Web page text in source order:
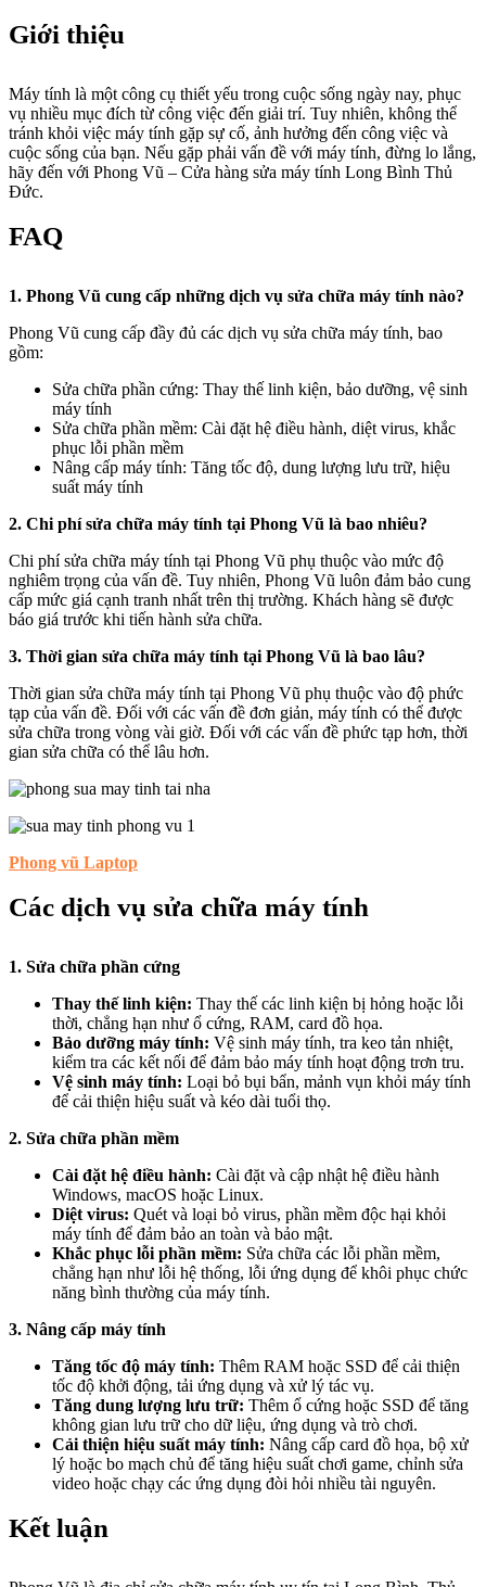
Giới thiệu
Máy tính là một công cụ thiết yếu trong cuộc sống ngày nay, phục
vụ nhiều mục đích từ công việc đến giải trí. Tuy nhiên, không thể
tránh khỏi việc máy tính gặp sự cố, ảnh hưởng đến công việc và
cuộc sống của bạn. Nếu gặp phải vấn đề với máy tính, đừng lo lắng,
hãy đến với Phong Vũ – Cửa hàng sửa máy tính Long Bình Thủ
Đức.
FAQ
1. Phong Vũ cung cấp những dịch vụ sửa chữa máy tính nào?
Phong Vũ cung cấp đầy đủ các dịch vụ sửa chữa máy tính, bao
gồm:
Sửa chữa phần cứng: Thay thế linh kiện, bảo dưỡng, vệ sinh
máy tính
Sửa chữa phần mềm: Cài đặt hệ điều hành, diệt virus, khắc
phục lỗi phần mềm
Nâng cấp máy tính: Tăng tốc độ, dung lượng lưu trữ, hiệu
suất máy tính
2. Chi phí sửa chữa máy tính tại Phong Vũ là bao nhiêu?
Chi phí sửa chữa máy tính tại Phong Vũ phụ thuộc vào mức độ
nghiêm trọng của vấn đề. Tuy nhiên, Phong Vũ luôn đảm bảo cung
cấp mức giá cạnh tranh nhất trên thị trường. Khách hàng sẽ được
báo giá trước khi tiến hành sửa chữa.
3. Thời gian sửa chữa máy tính tại Phong Vũ là bao lâu?
Thời gian sửa chữa máy tính tại Phong Vũ phụ thuộc vào độ phức
tạp của vấn đề. Đối với các vấn đề đơn giản, máy tính có thể được
sửa chữa trong vòng vài giờ. Đối với các vấn đề phức tạp hơn, thời
gian sửa chữa có thể lâu hơn.
Phong vũ Laptop
Các dịch vụ sửa chữa máy tính
1. Sửa chữa phần cứng
Thay thế linh kiện: Thay thế các linh kiện bị hỏng hoặc lỗi
thời, chẳng hạn như ổ cứng, RAM, card đồ họa.
Bảo dưỡng máy tính: Vệ sinh máy tính, tra keo tản nhiệt,
kiểm tra các kết nối để đảm bảo máy tính hoạt động trơn tru.
Vệ sinh máy tính: Loại bỏ bụi bẩn, mảnh vụn khỏi máy tính
để cải thiện hiệu suất và kéo dài tuổi thọ.
2. Sửa chữa phần mềm
Cài đặt hệ điều hành: Cài đặt và cập nhật hệ điều hành
Windows, macOS hoặc Linux.
Diệt virus: Quét và loại bỏ virus, phần mềm độc hại khỏi
máy tính để đảm bảo an toàn và bảo mật.
Khắc phục lỗi phần mềm: Sửa chữa các lỗi phần mềm,
chẳng hạn như lỗi hệ thống, lỗi ứng dụng để khôi phục chức
năng bình thường của máy tính.
3. Nâng cấp máy tính
Tăng tốc độ máy tính: Thêm RAM hoặc SSD để cải thiện
tốc độ khởi động, tải ứng dụng và xử lý tác vụ.
Tăng dung lượng lưu trữ: Thêm ổ cứng hoặc SSD để tăng
không gian lưu trữ cho dữ liệu, ứng dụng và trò chơi.
Cải thiện hiệu suất máy tính: Nâng cấp card đồ họa, bộ xử
lý hoặc bo mạch chủ để tăng hiệu suất chơi game, chỉnh sửa
video hoặc chạy các ứng dụng đòi hỏi nhiều tài nguyên.
Kết luận